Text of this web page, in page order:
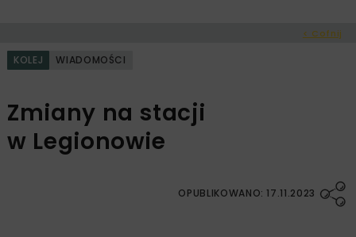
< Cofnij
KOLEJ WIADOMOŚCI
Zmiany na stacji
w Legionowie
OPUBLIKOWANO: 17.11.2023